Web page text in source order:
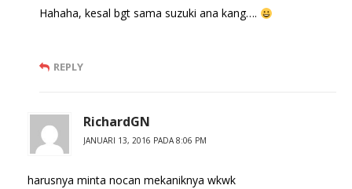
Hahaha, kesal bgt sama suzuki ana kang….
REPLY
RichardGN
JANUARI 13, 2016 PADA 8:06 PM
harusnya minta nocan mekaniknya wkwk